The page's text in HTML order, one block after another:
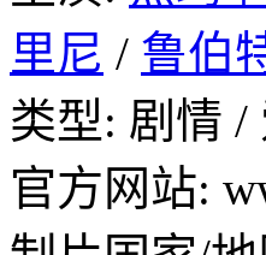
里尼 / 鲁伯
类型: 剧情 /
官方网站: